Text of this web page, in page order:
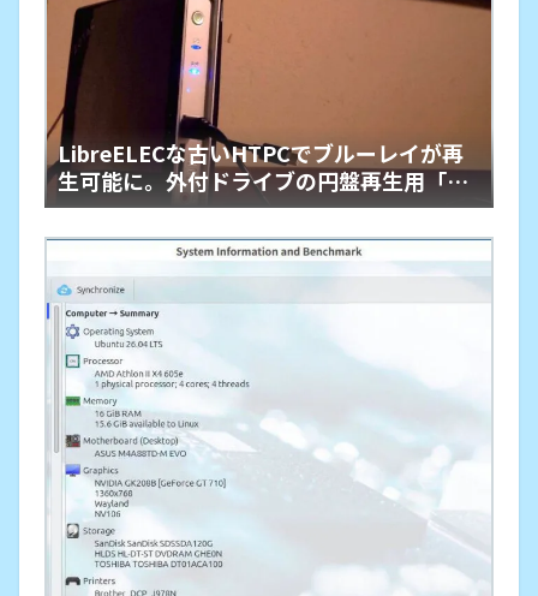
LibreELECな古いHTPCでブルーレイが再
生可能に。外付ドライブの円盤再生用「艦
橋」という余生